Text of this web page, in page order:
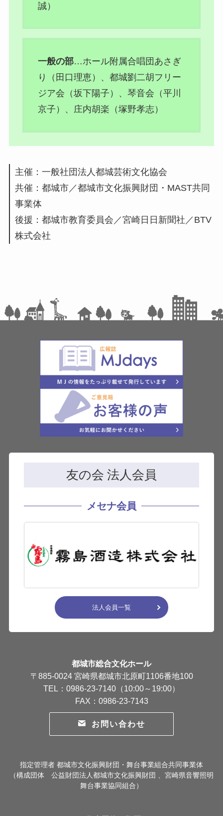
誠）
一般の部…ホール附属合唱団あさぎ
り（田口理恵）、都城劉二胡フリー
ジア会（坂下陽子）、琴音会（平川
京子）、庄内胡楽（塚野孝志）
主催：一般社団法人都城芸術文化協会
共催：都城市／都城市文化振興財団・MAST共同
事業体
後援：都城市教育委員会／宮崎日日新聞社／BTV
株式会社
友の会 法人会員
メセナ会員
法人会員一覧
都城市総合文化ホール
〒885-0024 宮崎県都城市北原町1106番地100
TEL：0986-23-7140（10:00～19:00）
FAX：0986-23-7143
お問い合わせ
指定管理者 都城市文化振興財団・舞台事業組合共同事業体
（構成団体 公益財団法人都城市文化振興財団 、宮崎県音響照明
舞台事業協同組合）